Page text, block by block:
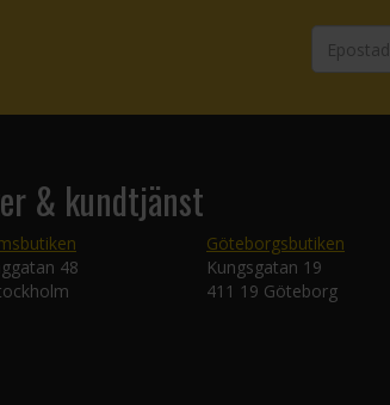
& kundtjänst
48
Göteborgsbutiken
Kungsgatan 19
411 19 Göteborg